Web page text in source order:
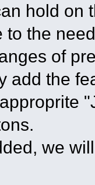
hold on
to the
of
add the
we